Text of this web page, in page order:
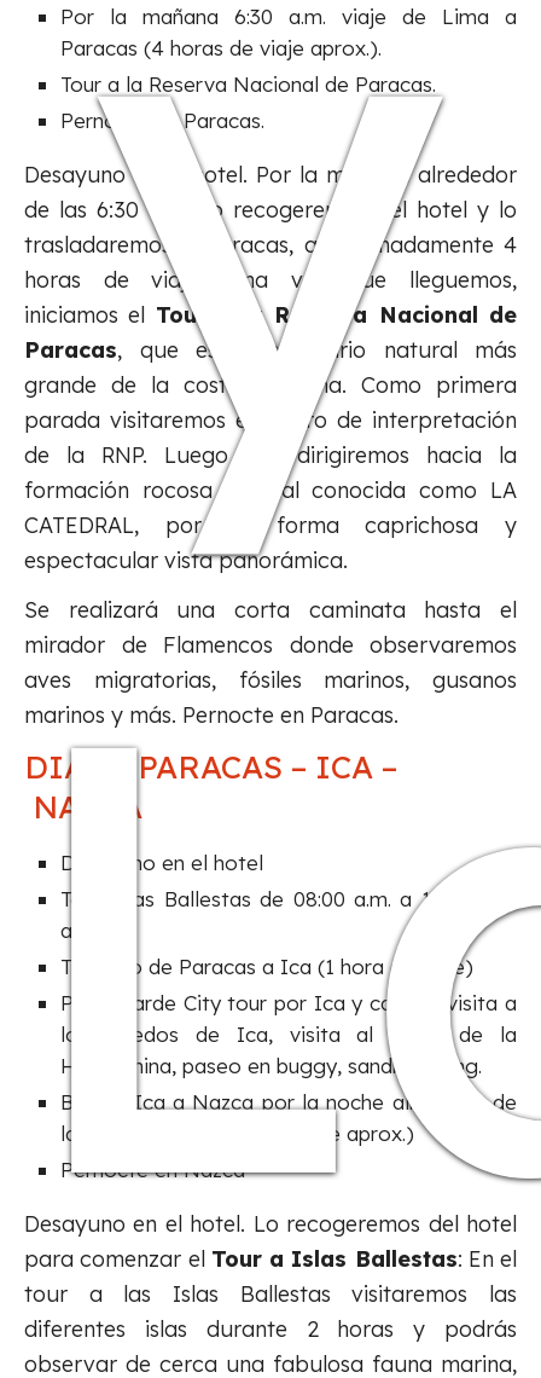
y
Por la mañana 6:30 a.m. viaje de Lima a
Paracas (4 horas de viaje aprox.).
Tour a la Reserva Nacional de Paracas.
Pernocte en Paracas.
Desayuno en el hotel. Por la mañana alrededor
de las 6:30 a.m., lo recogeremos del hotel y lo
trasladaremos a Paracas, aproximadamente 4
horas de viaje. Una vez que lleguemos,
iniciamos el Tour a la Reserva Nacional de
Paracas, que es el santuario natural más
grande de la costa peruana. Como primera
parada visitaremos el centro de interpretación
de la RNP. Luego nos dirigiremos hacia la
formación rocosa natural conocida como LA
CATEDRAL, por su forma caprichosa y
espectacular vista panorámica.
Se realizará una corta caminata hasta el
mirador de Flamencos donde observaremos
aves migratorias, fósiles marinos, gusanos
marinos y más. Pernocte en Paracas.
DIA 4: PARACAS – ICA –
NAZCA
Desayuno en el hotel
Tour Islas Ballestas de 08:00 a.m. a 10:00 a.m.
aprox.
Traslado de Paracas a Ica (1 hora de viaje)
Por la tarde City tour por Ica y campo, visita a
los viñedos de Ica, visita al Oasis de la
Huacachina, paseo en buggy, sandboarding.
Bus de Ica a Nazca por la noche alrededor de
las 19:00 hrs (3 horas de viaje aprox.)
Pernocte en Nazca
Desayuno en el hotel. Lo recogeremos del hotel
para comenzar el Tour a Islas Ballestas: En el
tour a las Islas Ballestas visitaremos las
diferentes islas durante 2 horas y podrás
observar de cerca una fabulosa fauna marina,